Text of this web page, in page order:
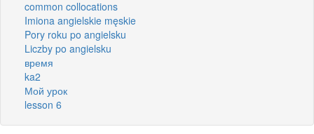
common collocations
Imiona angielskie męskie
Pory roku po angielsku
Liczby po angielsku
время
ka2
Мой урок
lesson 6